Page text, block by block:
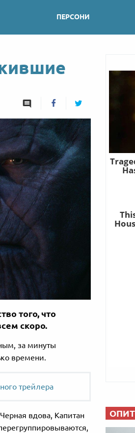
ПЕРСОНИ
того, что
скоро.
за минуты
времени.
трейлера
вдова, Капитан